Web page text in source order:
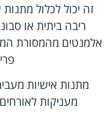
זה יכול לכלול
ריבה ביתית או
אלמנטים מהמסורת
מתנות אישיות
מעניקות